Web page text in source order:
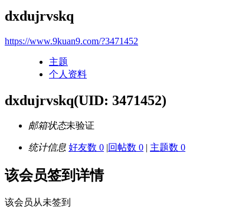
dxdujrvskq
https://www.9kuan9.com/?3471452
主题
个人资料
dxdujrvskq(UID: 3471452)
邮箱状态未验证
统计信息 好友数 0 |回帖数 0 | 主题数 0
该会员签到详情
该会员从未签到